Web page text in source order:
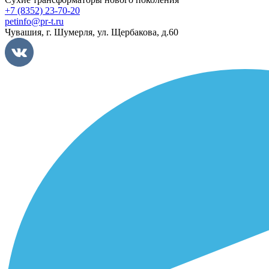
+7 (8352) 23-70-20
petinfo@pr-t.ru
Чувашия, г. Шумерля, ул. Щербакова, д.60